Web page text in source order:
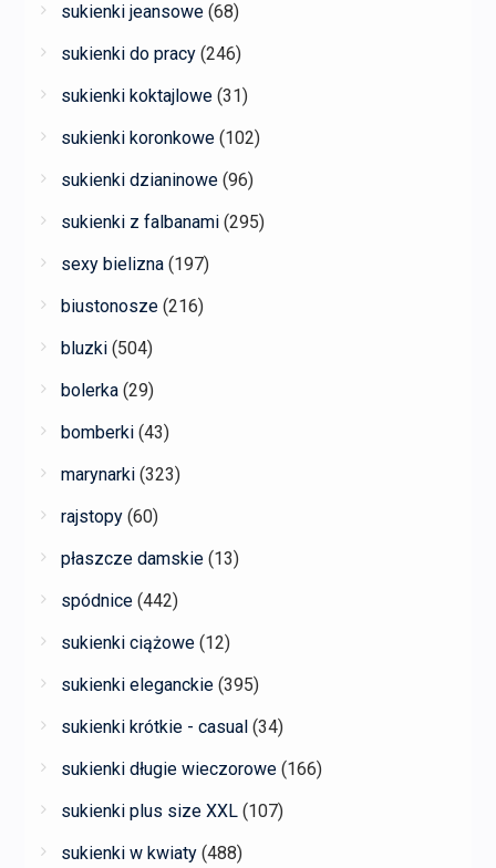
sukienki jeansowe (68)
sukienki do pracy (246)
sukienki koktajlowe (31)
sukienki koronkowe (102)
sukienki dzianinowe (96)
sukienki z falbanami (295)
sexy bielizna (197)
biustonosze (216)
bluzki (504)
bolerka (29)
bomberki (43)
marynarki (323)
rajstopy (60)
płaszcze damskie (13)
spódnice (442)
sukienki ciążowe (12)
sukienki eleganckie (395)
sukienki krótkie - casual (34)
sukienki długie wieczorowe (166)
sukienki plus size XXL (107)
sukienki w kwiaty (488)